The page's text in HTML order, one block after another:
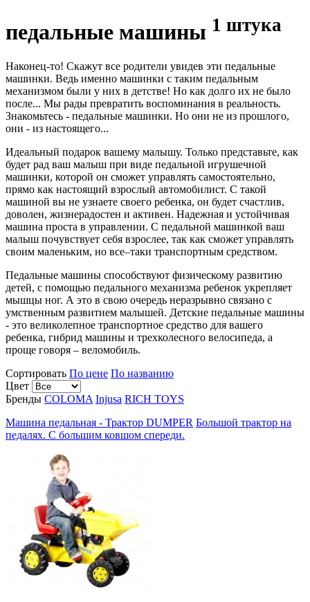
педальные машины 1 штука
Наконец-то! Скажут все родители увидев эти педальные
машинки. Ведь именно машинки с таким педальным
механизмом были у них в детстве! Но как долго их не было
после... Мы рады превратить воспоминания в реальность.
Знакомьтесь - педальные машинки. Но они не из прошлого,
они - из настоящего...
Идеальный подарок вашему малышу. Только представьте, как
будет рад ваш малыш при виде педальной игрушечной
машинки, которой он сможет управлять самостоятельно,
прямо как настоящий взрослый автомобилист. С такой
машиной вы не узнаете своего ребенка, он будет счастлив,
доволен, жизнерадостен и активен. Надежная и устойчивая
машина проста в управлении. С педальной машинкой ваш
малыш почувствует себя взрослее, так как сможет управлять
своим маленьким, но все–таки транспортным средством.
Педальные машины способствуют физическому развитию
детей, с помощью педального механизма ребенок укрепляет
мышцы ног. А это в свою очередь неразрывно связано с
умственным развитием малышей. Детские педальные машины
- это великолепное транспортное средство для вашего
ребенка, гибрид машины и трехколесного велосипеда, а
проще говоря – веломобиль.
Сортировать По цене По названию
Цвет
Бренды COLOMA Injusa RICH TOYS
Машина педальная - Трактор DUMPER Большой трактор на
педалях. С большим ковшом спереди.